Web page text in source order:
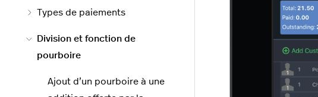
Types de paiements
Division et fonction de
pourboire
Ajout d’un pourboire à une